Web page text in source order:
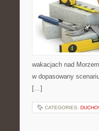
wakacjach nad
w dopasowany
[…]
CATEGORIES: